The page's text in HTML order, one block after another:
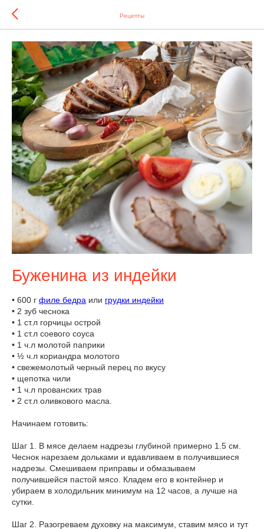
Рецепты
Буженина из индейки
• 600 г филе бедра или грудки индейки
• 2 зуб чеснока
• 1 ст.л горчицы острой
• 1 ст.л соевого соуса
• 1 ч.л молотой паприки
• ½ ч.л кориандра молотого
• свежемолотый черный перец по вкусу
• щепотка чили
• 1 ч.л прованских трав
• 2 ст.л оливкового масла.
Начинаем готовить:
Шаг 1. В мясе делаем надрезы глубиной примерно 1.5 см.
Чеснок нарезаем дольками и вдавливаем в получившиеся
надрезы. Смешиваем приправы и обмазываем
получившейся пастой мясо. Кладем его в контейнер и
убираем в холодильник минимум на 12 часов, а лучше на
сутки.
Шаг 2. Разогреваем духовку на максимум, ставим мясо и тут